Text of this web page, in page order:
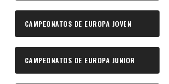
CAMPEONATOS DE EUROPA JOVEN
CAMPEONATOS DE EUROPA JUNIOR